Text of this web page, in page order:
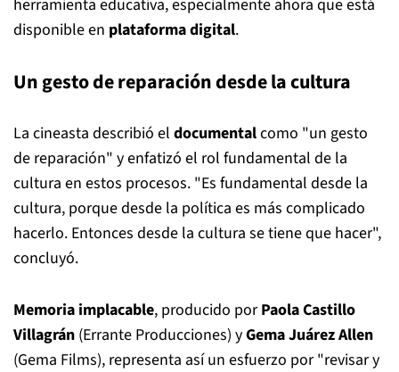
herramienta educativa, especialmente ahora que está
disponible en plataforma digital.
Un gesto de reparación desde la cultura
La cineasta describió el documentalcomo "un gesto
de reparación" y enfatizó el rol fundamental de la
cultura en estos procesos. "Es fundamental desde la
cultura, porque desde la política es más complicado
hacerlo. Entonces desde la cultura se tiene que hacer",
concluyó.
Memoria implacable, producido porPaola Castillo
Villagrán (Errante Producciones) yGema Juárez Allen
(Gema Films), representa así un esfuerzo por "revisar y